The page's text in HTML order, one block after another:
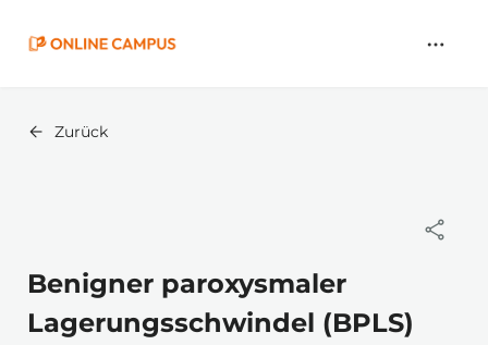
Zurück
Benigner paroxysmaler
Lagerungsschwindel (BPLS)